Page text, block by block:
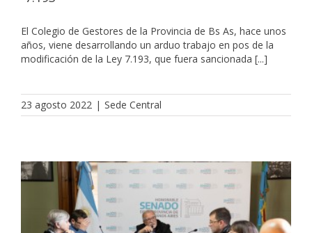
El Colegio de Gestores de la Provincia de Bs As, hace unos
años, viene desarrollando un arduo trabajo en pos de la
modificación de la Ley 7.193, que fuera sancionada [...]
23 agosto 2022 | Sede Central